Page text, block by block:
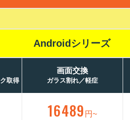
Androidシリーズ
取得
画面交換
ガラス割れ／軽症
16489 円~